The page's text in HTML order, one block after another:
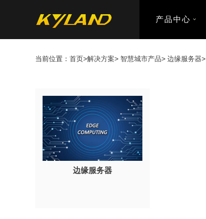
产品中心
当前位置： 首页>解决方案> 智慧城市产品> 边缘服务器>
边缘服务器